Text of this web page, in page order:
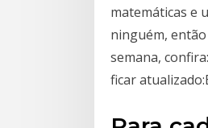
matemáticas e
ninguém,
semana,
ficar